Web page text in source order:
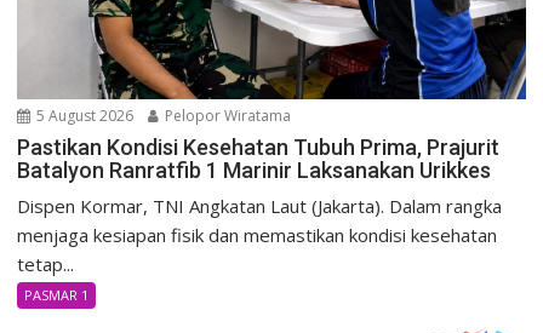
5 August 2026 Pelopor Wiratama
Pastikan Kondisi Kesehatan Tubuh Prima, Prajurit
Batalyon Ranratfib 1 Marinir Laksanakan Urikkes
Dispen Kormar, TNI Angkatan Laut (Jakarta). Dalam rangka
menjaga kesiapan fisik dan memastikan kondisi kesehatan
tetap...
PASMAR 1